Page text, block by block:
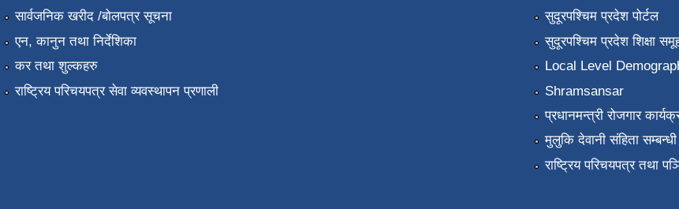
सार्वजनिक खरीद /बोलपत्र सूचना
एन, कानुन तथा निर्देशिका
कर तथा शुल्कहरु
राष्ट्रिय परिचयपत्र सेवा व्यवस्थापन प्रणाली
सुदूरपश्चिम प्रदेश पोर्टल
सुदूरपश्चिम प्रदेश शिक्षा
Local Level
Shramsansar
प्रधानमन्त्री रोजगार
मुलुकि देवानी संहिता सम्बन्धी
राष्ट्रिय परिचयपत्र तथा